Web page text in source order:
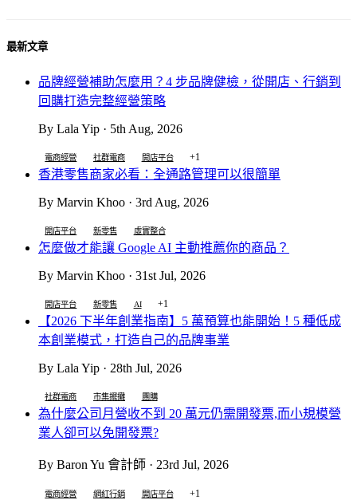
最新文章
品牌經營補助怎麼用？4 步品牌健檢，從開店、行銷到
回購打造完整經營策略
By Lala Yip · 5th Aug, 2026
電商經營 社群電商 開店平台 +1
香港零售商家必看：全通路管理可以很簡單
By Marvin Khoo · 3rd Aug, 2026
開店平台 新零售 虛實整合
怎麼做才能讓 Google AI 主動推薦你的商品？
By Marvin Khoo · 31st Jul, 2026
開店平台 新零售 AI +1
【2026 下半年創業指南】5 萬預算也能開始！5 種低成
本創業模式，打造自己的品牌事業
By Lala Yip · 28th Jul, 2026
社群電商 市集擺攤 團購
為什麼公司月營收不到 20 萬元仍需開發票,而小規模營
業人卻可以免開發票?
By Baron Yu 會計師 · 23rd Jul, 2026
電商經營 網紅行銷 開店平台 +1